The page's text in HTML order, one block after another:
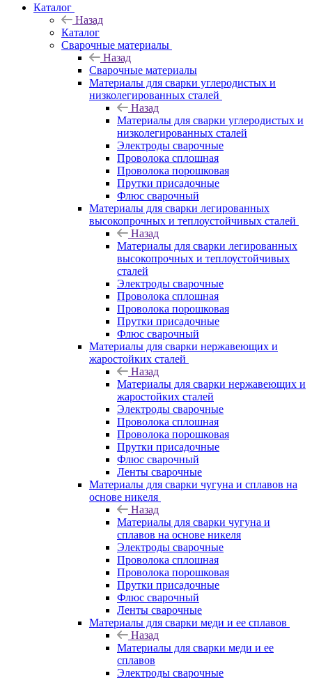
Каталог
Назад
Каталог
Сварочные материалы
Назад
Сварочные материалы
Материалы для сварки углеродистых и
низколегированных сталей
Назад
Материалы для сварки углеродистых и
низколегированных сталей
Электроды сварочные
Проволока сплошная
Проволока порошковая
Прутки присадочные
Флюс сварочный
Материалы для сварки легированных
высокопрочных и теплоустойчивых сталей
Назад
Материалы для сварки легированных
высокопрочных и теплоустойчивых
сталей
Электроды сварочные
Проволока сплошная
Проволока порошковая
Прутки присадочные
Флюс сварочный
Материалы для сварки нержавеющих и
жаростойких сталей
Назад
Материалы для сварки нержавеющих и
жаростойких сталей
Электроды сварочные
Проволока сплошная
Проволока порошковая
Прутки присадочные
Флюс сварочный
Ленты сварочные
Материалы для сварки чугуна и сплавов на
основе никеля
Назад
Материалы для сварки чугуна и
сплавов на основе никеля
Электроды сварочные
Проволока сплошная
Проволока порошковая
Прутки присадочные
Флюс сварочный
Ленты сварочные
Материалы для сварки меди и ее сплавов
Назад
Материалы для сварки меди и ее
сплавов
Электроды сварочные